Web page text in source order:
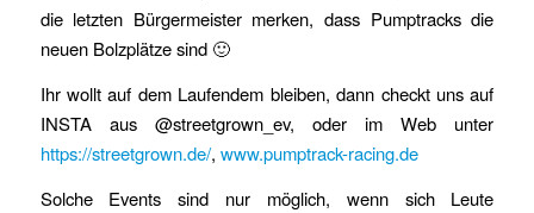
die letzten Bürgermeister merken, dass Pumptracks die
neuen Bolzplätze sind 🙂
Ihr wollt auf dem Laufendem bleiben, dann checkt uns auf
INSTA aus @streetgrown_ev, oder im Web unter
https://streetgrown.de/, www.pumptrack-racing.de
Solche Events sind nur möglich, wenn sich Leute